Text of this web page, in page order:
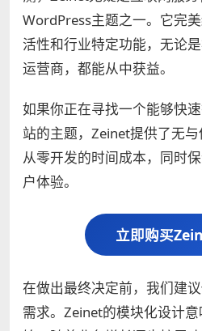
WordPress主题之一。它完
活性和行业特定功能，无论
运营商，都能从中获益。
如果你正在寻找一个能够快
站的主题，Zeinet提供了无
从零开发的时间成本，同时
户体验。
立即购买
在做出最终决定前，我们建
需求。Zeinet的模块化设计